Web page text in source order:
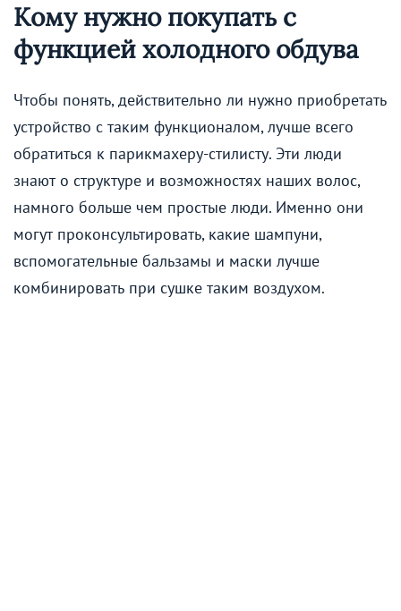
Кому нужно покупать с
функцией холодного обдува
Чтобы понять, действительно ли нужно приобретать
устройство с таким функционалом, лучше всего
обратиться к парикмахеру-стилисту. Эти люди
знают о структуре и возможностях наших волос,
намного больше чем простые люди. Именно они
могут проконсультировать, какие шампуни,
вспомогательные бальзамы и маски лучше
комбинировать при сушке таким воздухом.